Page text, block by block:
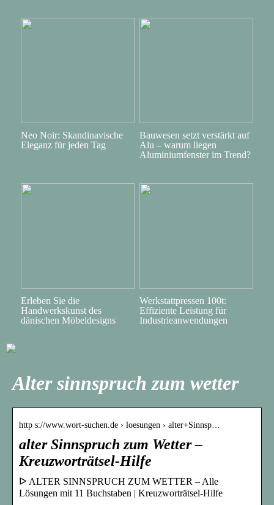
Neo Noir: Skandinavische
Eleganz für jeden Tag
Bauwesen setzt verstärkt auf
Alu – warum liegen
Aluminiumfenster im Trend?
Erleben Sie die
Handwerkskunst des
dänischen Möbeldesigns
Werkstattpressen 100t:
Effiziente Leistung für
Industrieanwendungen
Alter sinnspruch zum wetter
http s://www.wort-suchen.de › loesungen › alter+Sinnsp…
alter Sinnspruch zum Wetter –
Kreuzworträtsel-Hilfe
ᐅ ALTER SINNSPRUCH ZUM WETTER – Alle
Lösungen mit 11 Buchstaben | Kreuzworträtsel-Hilfe